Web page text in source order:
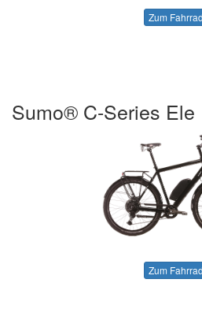
Zum Fahrrad
Sumo® C-Series Ele
Zum Fahrrad